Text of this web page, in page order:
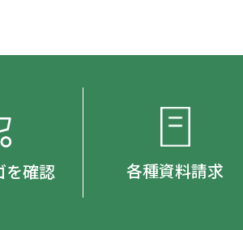
を確認 各種資料請求